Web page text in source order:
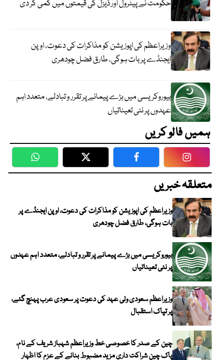
حکومت نے پیٹرول اور ڈیزل کی قیمتوں میں کمی کر دی
وزیراعظم کی اپوزیشن کو مذاکرات کی دعوت، اوپن
ایجنڈے پر بات ہوگی، طارق فضل چودھری
بیوروکریسی میں بڑے پیمانے پر تقرر و تبادلے، متعدد اہم
عہدوں پر نئی تعیناتیاں
ہمیں فالو کریں
WhatsApp Twitter Facebook
متعلقہ خبریں
وزیراعظم کی اپوزیشن کو مذاکرات کی دعوت، اوپن ایجنڈے پر
بات ہوگی، طارق فضل چودھری
بیوروکریسی میں بڑے پیمانے پر تقرر و تبادلے، متعدد اہم عہدوں
پر نئی تعیناتیاں
وزیراعظم سعودی ولی عہد کی دعوت پر سعودی عرب پہنچ گئے،
پر تپاک استقبال
چین کے صدر کا خصوصی خط وزیراعظم شہباز شریف کے نام،
پاک چین شراکت داری مزید مضبوط بنانے کے عزم کا اظہار